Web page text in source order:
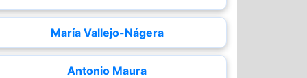
María Vallejo-Nágera
Antonio Maura